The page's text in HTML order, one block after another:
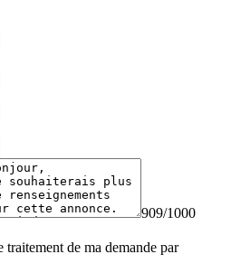
909/1000
traitement de ma demande par